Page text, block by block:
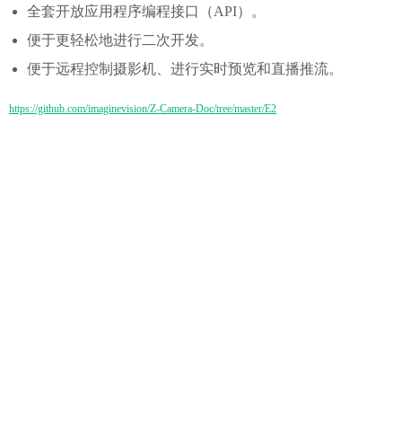
全套开放应用程序编程接口（API）。
便于更轻松地进行二次开发。
便于远程控制摄影机、进行实时预览和直播推流。
https://github.com/imaginevision/Z-Camera-Doc/tree/master/E2